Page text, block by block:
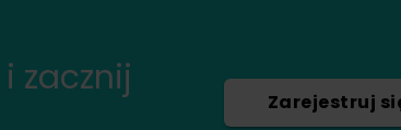
i zacznij
Zarejestruj